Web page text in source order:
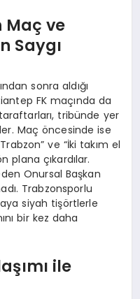
Maç ve
Saygı
sonra aldığı
FK maçında da
tribünde yer
Maç öncesinde ise
ve “İki takım el
plana çıkardılar.
Onursal Başkan
Trabzonsporlu
siyah tişörtlerle
bir kez daha
ile